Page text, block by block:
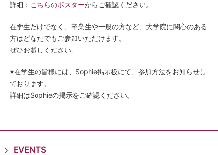
詳細： こちらのポスターからご確認ください。
在学生だけでなく、卒業生や一般の方など、大学院に関心のある
方はどなたでもご参加いただけます。
ぜひお越しください。
※在学生の皆様には、Sophie掲示板にて、参加方法をお知らせし
ております。
詳細はSophieの掲示をご確認ください。
EVENTS